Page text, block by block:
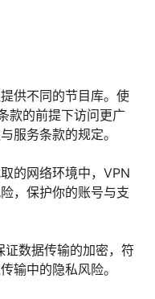
供不同的节目库。使
款的前提下访问更广
服务条款的规定。
的网络环境中，VPN
，保护你的账号与支
数据传输的加密，符
输中的隐私风险。